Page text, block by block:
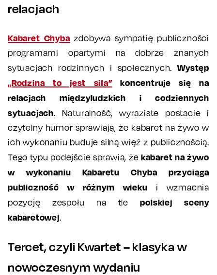
relacjach
Kabaret Chyba zdobywa sympatię publiczności
programami opartymi na dobrze znanych
sytuacjach rodzinnych i społecznych.Występ
„Rodzina to jest siła”koncentruje się na
relacjach międzyludzkich i codziennych
sytuacjach. Naturalność, wyraziste postacie i
czytelny humor sprawiają, że kabaret na żywo w
ich wykonaniu buduje silną więź z publicznością.
Tego typu podejście sprawia, że kabaret na żywo
w wykonaniu Kabaretu Chyba przyciąga
publiczność w różnym wieku i wzmacnia
pozycję zespołu na tlepolskiej sceny
kabaretowej.
Tercet, czyli Kwartet – klasyka w
nowoczesnym wydaniu